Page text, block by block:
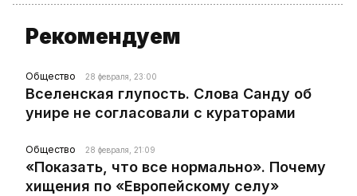
Рекомендуем
Общество 28 февраля, 23:00
Вселенская глупость. Слова Санду об
унире не согласовали с кураторами
Общество 28 февраля, 21:09
«Показать, что все нормально». Почему
хищения по «Европейскому селу»